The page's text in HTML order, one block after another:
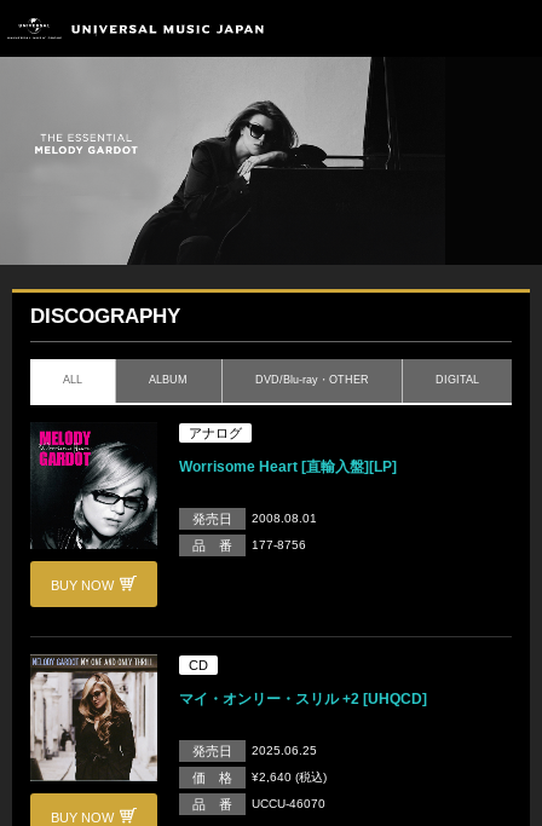
DISCOGRAPHY
ALL ALBUM DVD/Blu-ray・OTHER DIGITAL
BUY NOW
アナログ
Worrisome Heart [直輸入盤][LP]
発売日 2008.08.01
品 番 177-8756
BUY NOW
CD
マイ・オンリー・スリル +2 [UHQCD]
発売日 2025.06.25
価 格 ¥2,640 (税込)
品 番 UCCU-46070